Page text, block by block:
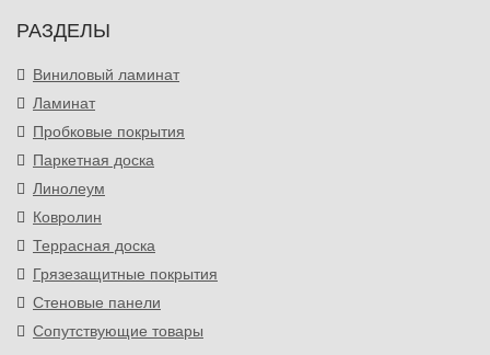
РАЗДЕЛЫ
Виниловый ламинат
Ламинат
Пробковые покрытия
Паркетная доска
Линолеум
Ковролин
Террасная доска
Грязезащитные покрытия
Стеновые панели
Сопутствующие товары